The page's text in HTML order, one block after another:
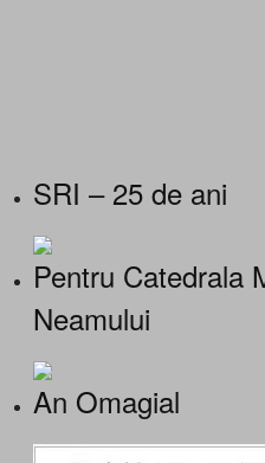
SRI – 25 de ani
Pentru Catedrala
Neamului
An Omagial